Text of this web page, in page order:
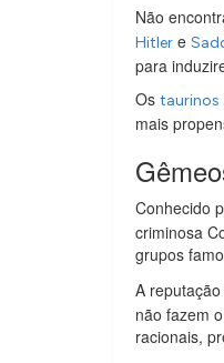
Não
Hitler e
para
Os taurinos
mais
Conhecido
criminosa
grupos
A
não fazem
racionais,